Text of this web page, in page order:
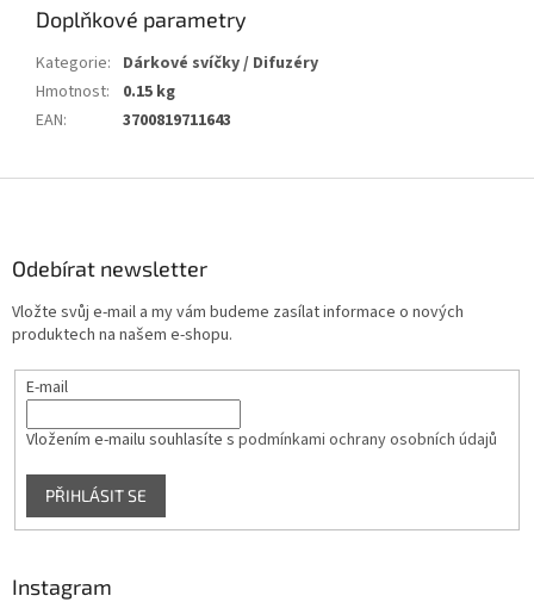
Doplňkové parametry
Kategorie: Dárkové svíčky / Difuzéry
Hmotnost:
0.15 kg
EAN: 3700819711643
Odebírat newsletter
Vložte svůj e-mail a my vám budeme zasílat informace o nových
produktech na našem e-shopu.
E-mail
Vložením e-mailu souhlasíte s podmínkami ochrany osobních údajů
PŘIHLÁSIT SE
Instagram